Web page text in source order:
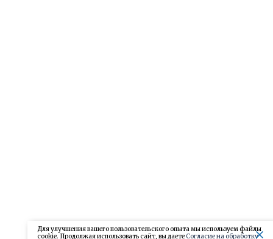
Для улучшения вашего пользовательского опыта мы используем файлы
cookie. Продолжая использовать сайт, вы даетеСогласие на обработку